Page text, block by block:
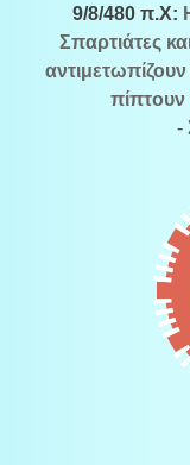
9/8/480 π.Χ:
Σπαρτιάτες
πίπτουν
-